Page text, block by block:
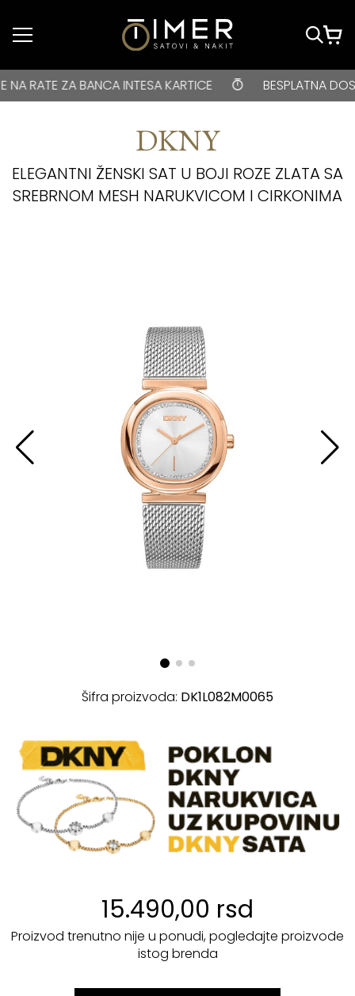
Idi do glavnog
BESPLATNA DOSTAVA za kupovine veće od 3000 rsd •
BANCA INTESA KARTICE BESPLATNA
DKNY
ELEGANTNI ŽENSKI SAT U BOJI ROZE ZLATA SA
SREBRNOM MESH NARUKVICOM I CIRKONIMA
Šifra proizvoda: DK1L082M0065
15.490,00 rsd
Proizvod trenutno nije u ponudi, pogledajte proizvode
istog brenda